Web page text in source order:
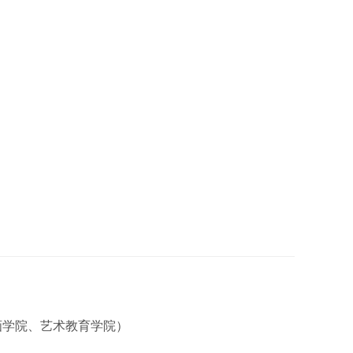
院、艺术教育学院）